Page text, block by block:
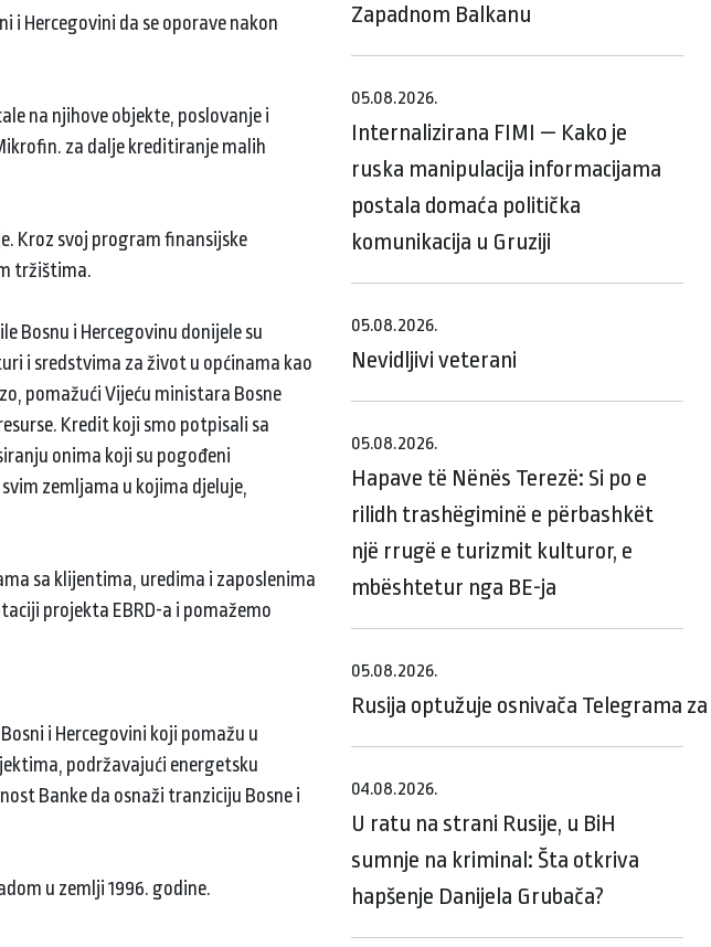
i Hercegovini da se oporave nakon
na njihove objekte, poslovanje i
za dalje kreditiranje malih
Kroz svoj program finansijske
tržištima.
Bosnu i Hercegovinu donijele su
i sredstvima za život u općinama kao
pomažući Vijeću ministara Bosne
Kredit koji smo potpisali sa
onima koji su pogođeni
zemljama u kojima djeluje,
sa klijentima, uredima i zaposlenima
projekta EBRD-a i pomažemo
i Hercegovini koji pomažu u
podržavajući energetsku
Banke da osnaži tranziciju Bosne i
u zemlji 1996. godine.
Zapadnom Balkanu
05.08.2026.
Internalizirana FIMI — Kako je
ruska manipulacija informacijama
postala domaća politička
komunikacija u Gruziji
05.08.2026.
Nevidljivi veterani
05.08.2026.
Hapave të Nënës Terezë: Si po e
rilidh trashëgiminë e përbashkët
një rrugë e turizmit kulturor, e
mbështetur nga BE-ja
05.08.2026.
Rusija optužuje osnivača Telegrama
04.08.2026.
U ratu na strani Rusije, u BiH
sumnje na kriminal: Šta otkriva
hapšenje Danijela Grubača?